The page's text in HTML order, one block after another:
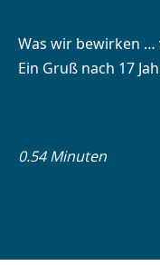
Was wir bewirken
Ein Gruß nach 17
0.54 Minuten